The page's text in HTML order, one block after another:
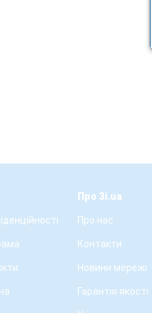
Про 3i.ua
Про нас
Контакти
Новини мережі
Гарантія якості